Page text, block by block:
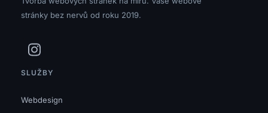
stránky bez nervů od roku 2019.
SLUŽBY
Webdesign